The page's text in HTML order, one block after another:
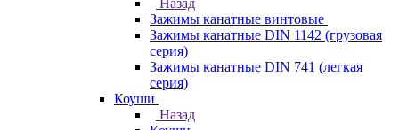
Назад
Зажимы канатные винтовые
Зажимы канатные DIN 1142 (грузовая
серия)
Зажимы канатные DIN 741 (легкая
серия)
Коуши
Назад